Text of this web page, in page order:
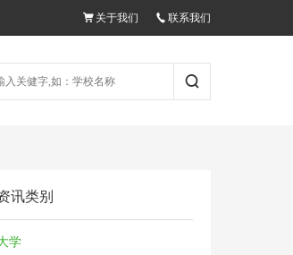
关于我们 联系我们
讯类别
学